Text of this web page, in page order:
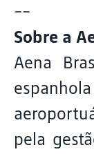
--
Sobre a
Aena
pela